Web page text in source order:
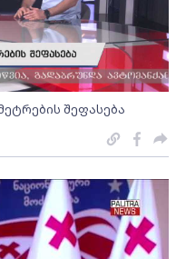
შეფასება